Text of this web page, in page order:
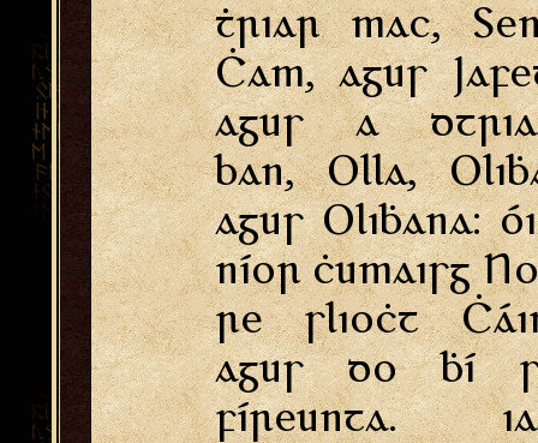
ṫriar mac,
Ċam, agus
agus a
ban, Olla,
agus Oliḃana:
níor ċumaisg
re slioċt
agus do ḃí
fíreunta.